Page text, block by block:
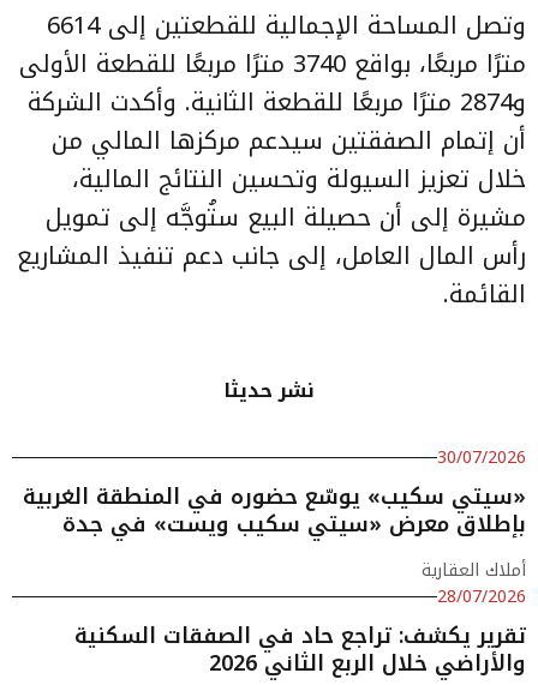
وتصل المساحة الإجمالية للقطعتين إلى 6614
مترًا مربعًا، بواقع 3740 مترًا مربعًا للقطعة الأولى
و2874 مترًا مربعًا للقطعة الثانية. وأكدت الشركة
أن إتمام الصفقتين سيدعم مركزها المالي من
خلال تعزيز السيولة وتحسين النتائج المالية،
مشيرة إلى أن حصيلة البيع ستُوجَّه إلى تمويل
رأس المال العامل، إلى جانب دعم تنفيذ المشاريع
القائمة.
نشر حديثا
30/07/2026
«سيتي سكيب» يوسّع حضوره في المنطقة الغربية
بإطلاق معرض «سيتي سكيب ويست» في جدة
أملاك العقارية
28/07/2026
تقرير يكشف: تراجع حاد في الصفقات السكنية
والأراضي خلال الربع الثاني 2026